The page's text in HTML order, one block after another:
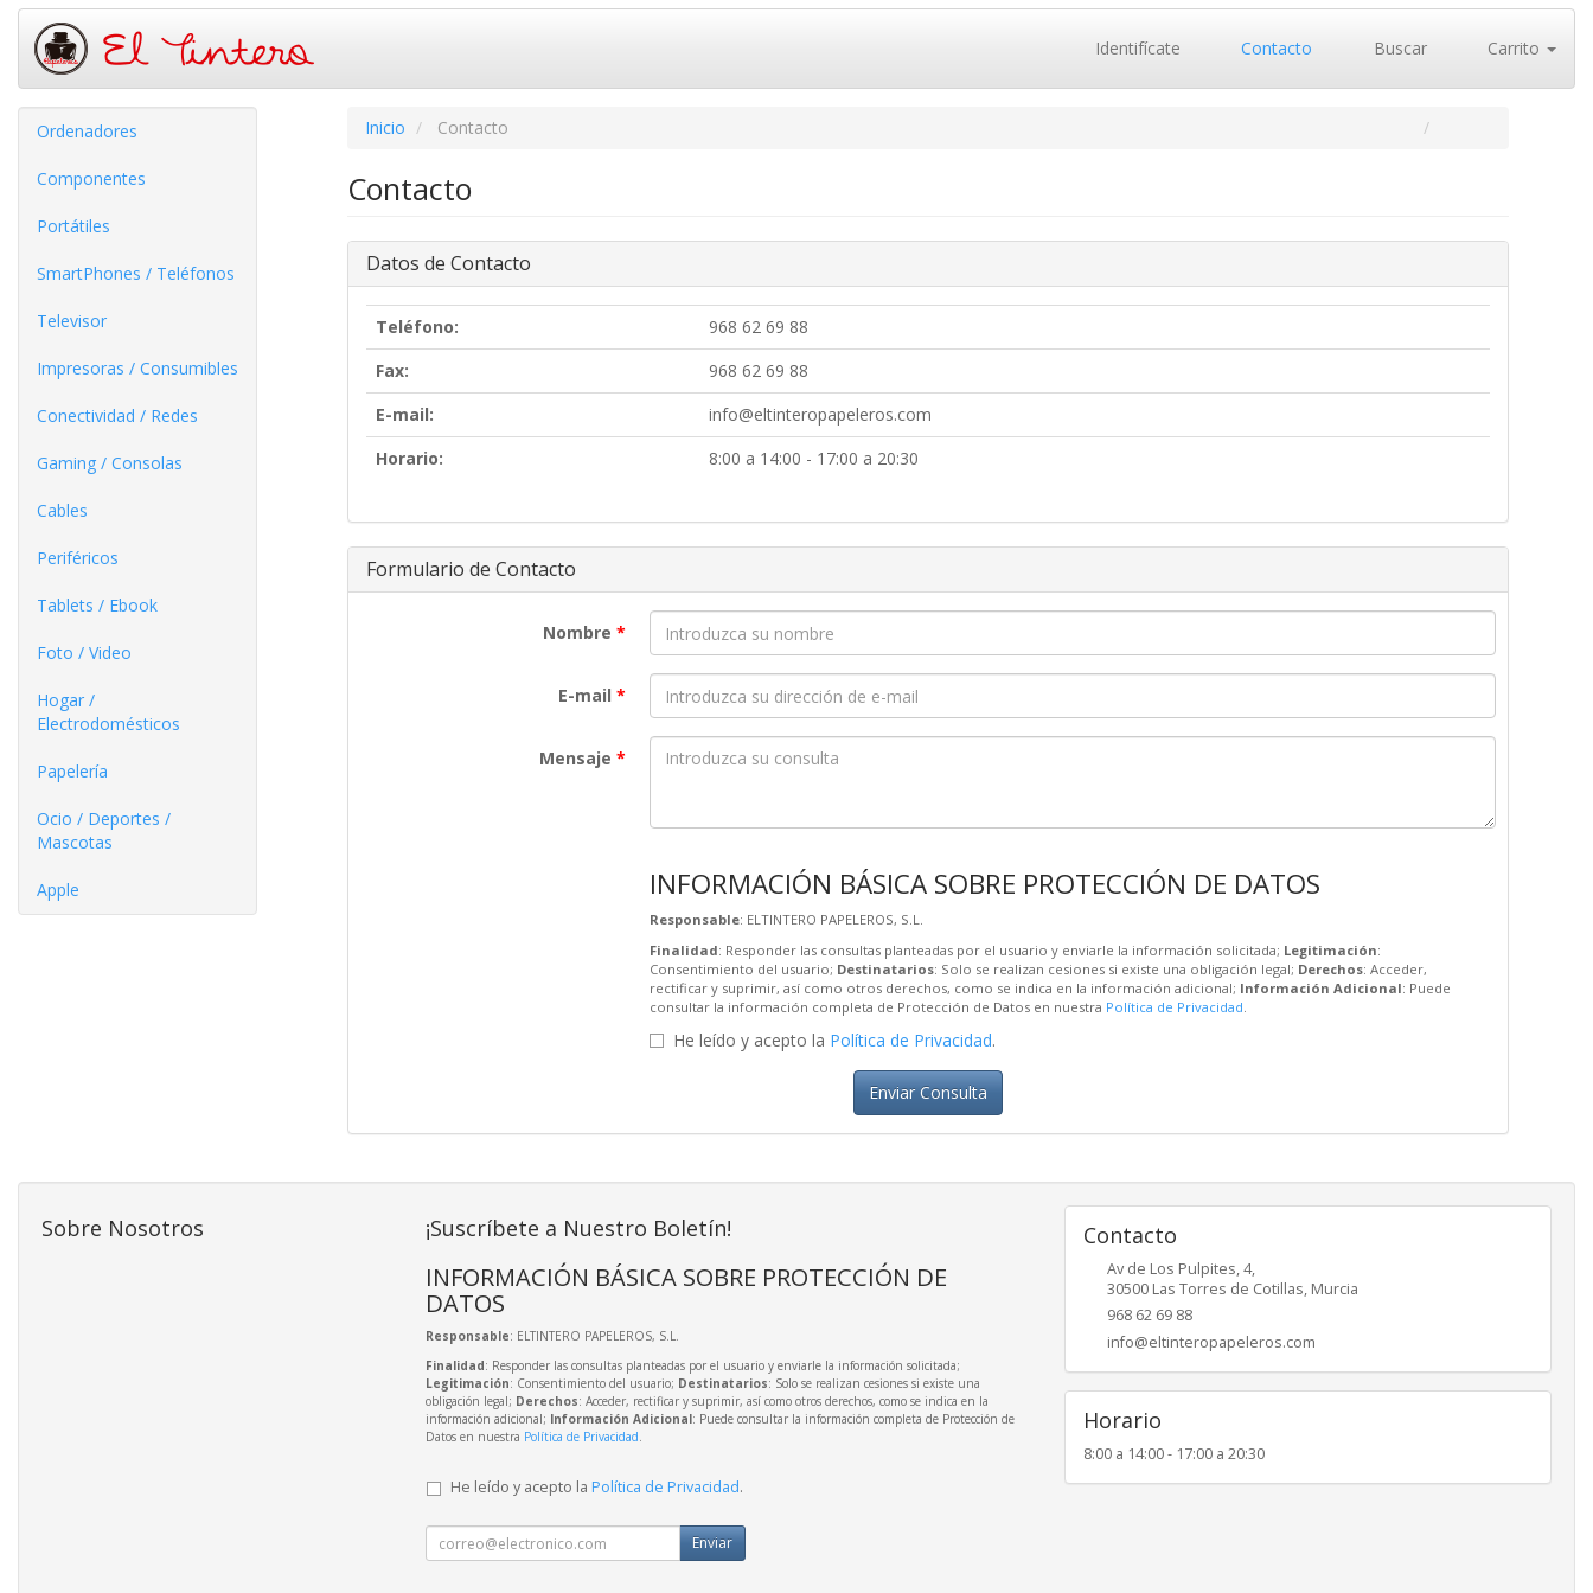
Identifícate Contacto Buscar Carrito
Ordenadores
Componentes
Portátiles
SmartPhones / Teléfonos
Televisor
Impresoras / Consumibles
Conectividad / Redes
Gaming / Consolas
Cables
Periféricos
Tablets / Ebook
Foto / Video
Hogar /
Electrodomésticos
Papelería
Ocio / Deportes /
Mascotas
Apple
Inicio Contacto
Contacto
Datos de Contacto
Teléfono:
968 62 69 88
Fax:
968 62 69 88
E-mail:
info@eltinteropapeleros.com
Horario:
8:00 a 14:00 - 17:00 a 20:30
Formulario de Contacto
Nombre*
E-mail*
Mensaje*
INFORMACIÓN BÁSICA SOBRE PROTECCIÓN DE DATOS
Responsable: ELTINTERO PAPELEROS, S.L.
Finalidad: Responder las consultas planteadas por el usuario y enviarle la información solicitada; Legitimación:
Consentimiento del usuario; Destinatarios: Solo se realizan cesiones si existe una obligación legal; Derechos: Acceder,
rectificar y suprimir, así como otros derechos, como se indica en la información adicional; Información Adicional: Puede
consultar la información completa de Protección de Datos en nuestra Política de Privacidad.
He leído y acepto la Política de Privacidad.
Enviar Consulta
Sobre Nosotros ¡Suscríbete a Nuestro Boletín!
INFORMACIÓN BÁSICA SOBRE PROTECCIÓN DE
DATOS
Responsable: ELTINTERO PAPELEROS, S.L.
Finalidad: Responder las consultas planteadas por el usuario y enviarle la información solicitada;
Legitimación: Consentimiento del usuario; Destinatarios: Solo se realizan cesiones si existe una
obligación legal; Derechos: Acceder, rectificar y suprimir, así como otros derechos, como se indica en la
información adicional; Información Adicional: Puede consultar la información completa de Protección de
Datos en nuestra Política de Privacidad.
He leído y acepto la Política de Privacidad.
Enviar
Contacto
Av de Los Pulpites, 4,
30500 Las Torres de Cotillas, Murcia
968 62 69 88
info@eltinteropapeleros.com
Horario
8:00 a 14:00 - 17:00 a 20:30